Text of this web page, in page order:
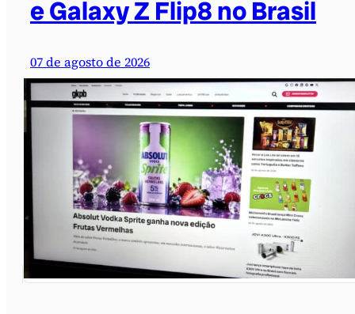
e Galaxy Z Flip8 no Brasil
07 de agosto de 2026